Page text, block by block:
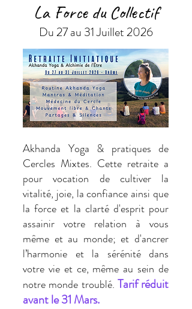
La Force du Collectif
Du 27 au 31 Juillet 2026
Akhanda Yoga & pratiques de
Cercles Mixtes. Cette retraite a
pour vocation de cultiver la
vitalité, joie, la confiance ainsi que
la force et la clarté d'esprit pour
assainir votre relation à vous
même et au monde; et d'ancrer
l’harmonie et la sérénité dans
votre vie et ce, même au sein de
notre monde troublé. Tarif réduit
avant le 31 Mars.